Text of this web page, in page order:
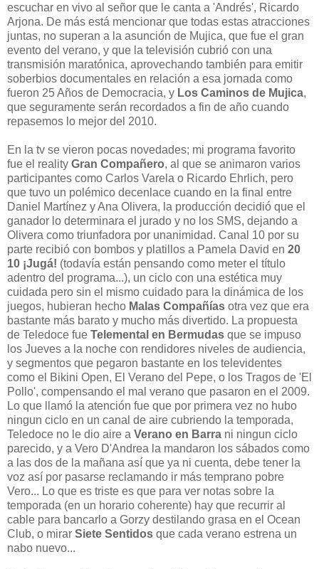
escuchar en vivo al señor que le canta a 'Andrés', Ricardo
Arjona. De más está mencionar que todas estas atracciones
juntas, no superan a la asunción de Mujica, que fue el gran
evento del verano, y que la televisión cubrió con una
transmisión maratónica, aprovechando también para emitir
soberbios documentales en relación a esa jornada como
fueron 25 Años de Democracia, y Los Caminos de Mujica,
que seguramente serán recordados a fin de año cuando
repasemos lo mejor del 2010.
En la tv se vieron pocas novedades; mi programa favorito
fue el reality Gran Compañero, al que se animaron varios
participantes como Carlos Varela o Ricardo Ehrlich, pero
que tuvo un polémico decenlace cuando en la final entre
Daniel Martínez y Ana Olivera, la producción decidió que el
ganador lo determinara el jurado y no los SMS, dejando a
Olivera como triunfadora por unanimidad. Canal 10 por su
parte recibió con bombos y platillos a Pamela David en 20
10 ¡Jugá! (todavía están pensando como meter el título
adentro del programa...), un ciclo con una estética muy
cuidada pero sin el mismo cuidado para la dinámica de los
juegos, hubieran hecho Malas Compañías otra vez que era
bastante más barato y mucho más divertido. La propuesta
de Teledoce fue Telemental en Bermudas que se impuso
los Jueves a la noche con rendidores niveles de audiencia,
y segmentos que pegaron bastante en los televidentes
como el Bikini Open, El Verano del Pepe, o los Tragos de 'El
Pollo', compensando el mal verano que pasaron en el 2009.
Lo que llamó la atención fue que por primera vez no hubo
ningun ciclo en un canal de aire cubriendo la temporada,
Teledoce no le dio aire a Verano en Barra ni ningun ciclo
parecido, y a Vero D'Andrea la mandaron los sábados como
a las dos de la mañana así que ya ni cuenta, debe tener la
voz así por pasarse reclamando ir más temprano pobre
Vero... Lo que es triste es que para ver notas sobre la
temporada (en un horario coherente) hay que recurrir al
cable para bancarlo a Gorzy destilando grasa en el Ocean
Club, o mirar Siete Sentidos que cada verano estrena un
nabo nuevo...